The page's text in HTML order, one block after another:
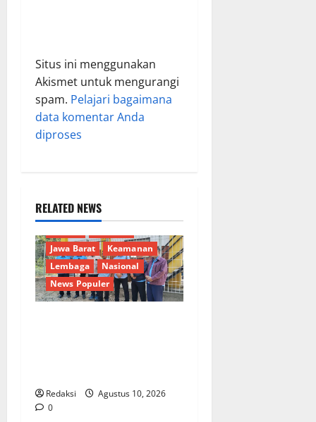
Situs ini menggunakan
Akismet untuk mengurangi
spam. Pelajari bagaimana
data komentar Anda
diproses
RELATED NEWS
Berita Terkini
Jawa Barat
Keamanan
Lembaga
Nasional
News Populer
Redaksi
Agustus 10, 2026
0Berita Terkini